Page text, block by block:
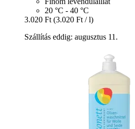
20 °C - 40 °C
3.020 Ft (3.020 Ft / l)
Szállítás eddig: augusztus 11.